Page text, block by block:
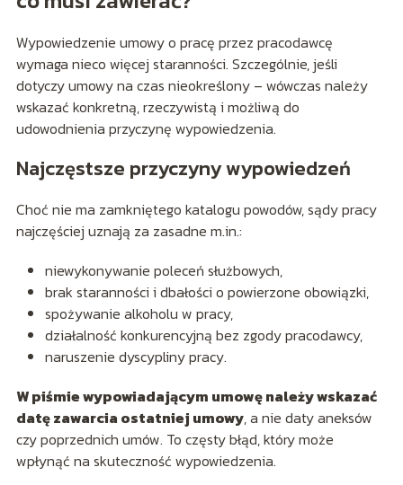
Wypowiedzenie umowy o pracę przez pracodawcę
wymaga nieco więcej staranności. Szczególnie, jeśli
dotyczy umowy na czas nieokreślony – wówczas należy
wskazać konkretną, rzeczywistą i możliwą do
udowodnienia przyczynę wypowiedzenia.
Najczęstsze przyczyny wypowiedzeń
Choć nie ma zamkniętego katalogu powodów, sądy pracy
najczęściej uznają za zasadne m.in.:
niewykonywanie poleceń służbowych,
brak staranności i dbałości o powierzone obowiązki,
spożywanie alkoholu w pracy,
działalność konkurencyjną bez zgody pracodawcy,
naruszenie dyscypliny pracy.
W piśmie wypowiadającym umowę należy wskazać
datę zawarcia ostatniej umowy, a nie daty aneksów
czy poprzednich umów. To częsty błąd, który może
wpłynąć na skuteczność wypowiedzenia.